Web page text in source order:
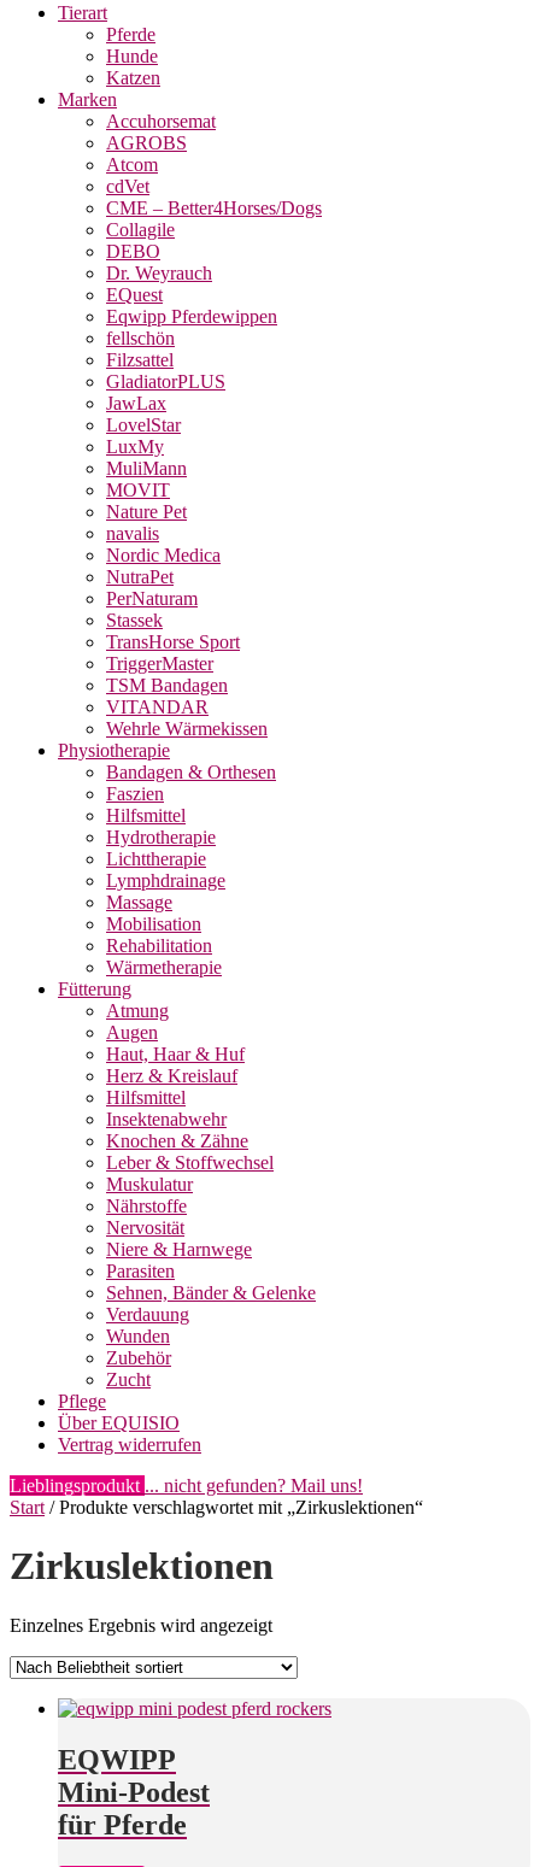
Tierart
Pferde
Hunde
Katzen
Marken
Accuhorsemat
AGROBS
Atcom
cdVet
CME – Better4Horses/Dogs
Collagile
DEBO
Dr. Weyrauch
EQuest
Eqwipp Pferdewippen
fellschön
Filzsattel
GladiatorPLUS
JawLax
LovelStar
LuxMy
MuliMann
MOVIT
Nature Pet
navalis
Nordic Medica
NutraPet
PerNaturam
Stassek
TransHorse Sport
TriggerMaster
TSM Bandagen
VITANDAR
Wehrle Wärmekissen
Physiotherapie
Bandagen & Orthesen
Faszien
Hilfsmittel
Hydrotherapie
Lichttherapie
Lymphdrainage
Massage
Mobilisation
Rehabilitation
Wärmetherapie
Fütterung
Atmung
Augen
Haut, Haar & Huf
Herz & Kreislauf
Hilfsmittel
Insektenabwehr
Knochen & Zähne
Leber & Stoffwechsel
Muskulatur
Nährstoffe
Nervosität
Niere & Harnwege
Parasiten
Sehnen, Bänder & Gelenke
Verdauung
Wunden
Zubehör
Zucht
Pflege
Über EQUISIO
Vertrag widerrufen
Lieblingsprodukt ... nicht gefunden? Mail uns!
Start / Produkte verschlagwortet mit „Zirkuslektionen“
Zirkuslektionen
Einzelnes Ergebnis wird angezeigt
EQWIPP
Mini-Podest
für Pferde